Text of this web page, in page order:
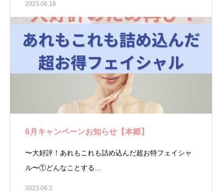
2023.06.18
6月キャンペーンお知らせ【本郷】
〜大好評！あれもこれも詰め込んだ超お特フェイシャ
ル〜①どんなことする…
2023.06.2